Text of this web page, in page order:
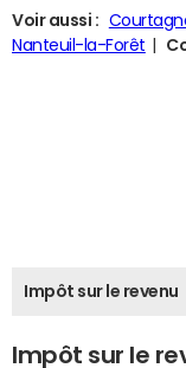
Voir aussi :
Nanteuil-la-Forêt
Impôt sur le revenu
Impôt sur le